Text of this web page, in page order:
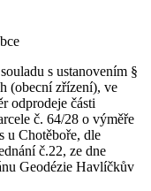
s ustanovením §
(obecní zřízení), ve
odprodeje části
č. 64/28 o výměře
u Chotěboře, dle
č.22, ze dne
Geodézie Havlíčkův